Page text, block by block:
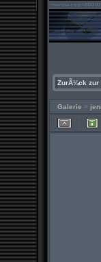
ZurÃ¼ck zur
Galerie >